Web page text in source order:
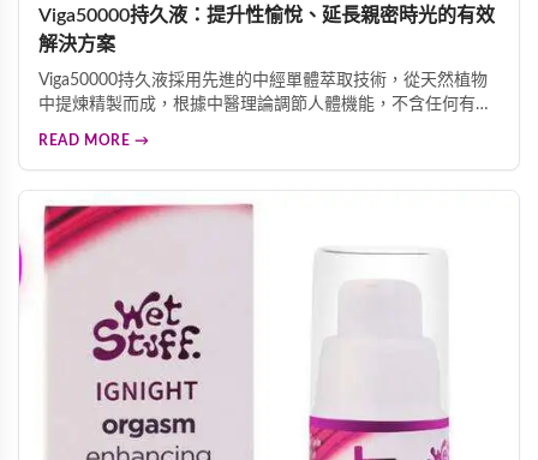
Viga50000持久液：提升性愉悅、延長親密時光的有效
解決方案
Viga50000持久液採用先進的中經單體萃取技術，從天然植物
中提煉精製而成，根據中醫理論調節人體機能，不含任何有毒
惠，是追求高品質伴侶生活的理想選擇。
READ MORE →